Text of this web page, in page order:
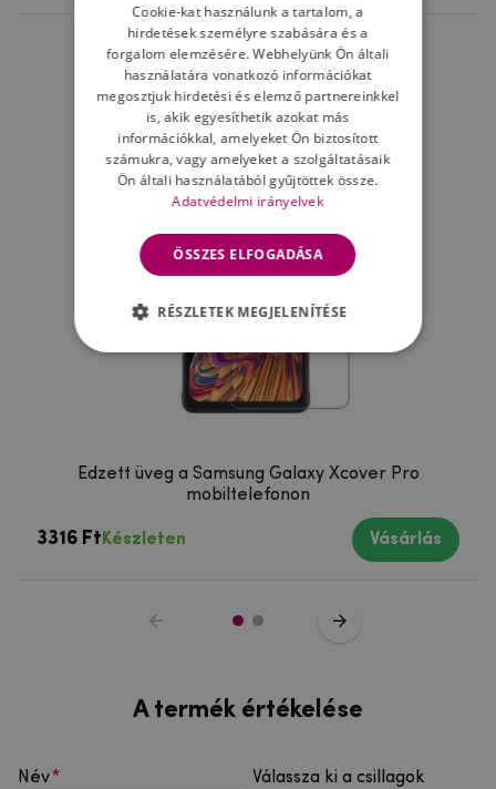
Ne felejtsd el
Edzett üveg a Samsung Galaxy Xcover Pro
mobiltelefonon
3316 Ft Készleten Vásárlás
A termék értékelése
Név
Válassza ki a csillagok
Cookie-kat használunk a tartalom, a
hirdetések személyre szabására és a
forgalom elemzésére. Webhelyünk Ön általi
használatára vonatkozó információkat
megosztjuk hirdetési és elemző partnereinkkel
is, akik egyesíthetik azokat más
információkkal, amelyeket Ön biztosított
számukra, vagy amelyeket a szolgáltatásaik
Ön általi használatából gyűjtöttek össze.
Adatvédelmi irányelvek
ÖSSZES ELFOGADÁSA
RÉSZLETEK MEGJELENÍTÉSE